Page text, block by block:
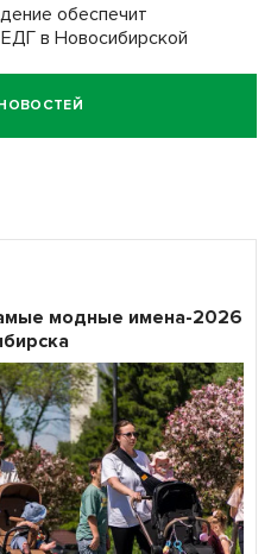
обеспечит
в Новосибирской
объявляет
модные имена-2026